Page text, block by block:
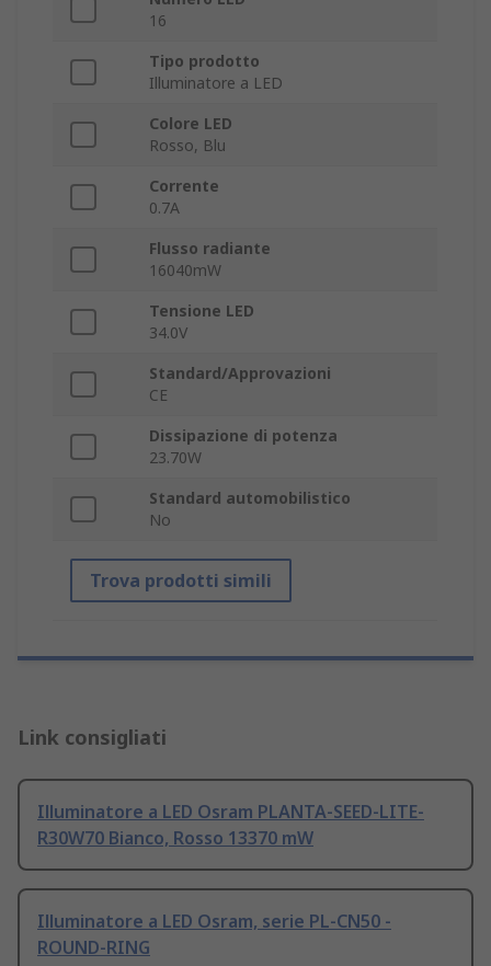
16
Tipo prodotto
Illuminatore a LED
Colore LED
Rosso, Blu
Corrente
0.7A
Flusso radiante
16040mW
Tensione LED
34.0V
Standard/Approvazioni
CE
Dissipazione di potenza
23.70W
Standard automobilistico
No
Trova prodotti simili
Link consigliati
Illuminatore a LED Osram PLANTA-SEED-LITE-
R30W70 Bianco, Rosso 13370 mW
Illuminatore a LED Osram, serie PL-CN50 -
ROUND-RING